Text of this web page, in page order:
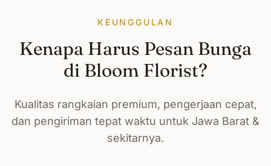
KEUNGGULAN
Kenapa Harus Pesan Bunga
di Bloom Florist?
Kualitas rangkaian premium, pengerjaan cepat,
dan pengiriman tepat waktu untuk Jawa Barat &
sekitarnya.